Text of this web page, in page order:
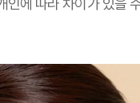
인에 따라 차이가 있을